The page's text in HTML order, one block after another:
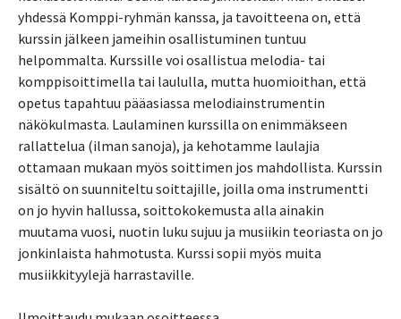
yhdessä Komppi-ryhmän kanssa, ja tavoitteena on, että
kurssin jälkeen jameihin osallistuminen tuntuu
helpommalta. Kurssille voi osallistua melodia- tai
komppisoittimella tai laululla, mutta huomioithan, että
opetus tapahtuu pääasiassa melodiainstrumentin
näkökulmasta. Laulaminen kurssilla on enimmäkseen
rallattelua (ilman sanoja), ja kehotamme laulajia
ottamaan mukaan myös soittimen jos mahdollista. Kurssin
sisältö on suunniteltu soittajille, joilla oma instrumentti
on jo hyvin hallussa, soittokokemusta alla ainakin
muutama vuosi, nuotin luku sujuu ja musiikin teoriasta on jo
jonkinlaista hahmotusta. Kurssi sopii myös muita
musiikkityylejä harrastaville.